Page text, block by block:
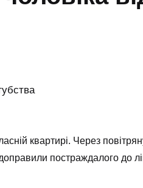
квартирі. Через
постраждалого до